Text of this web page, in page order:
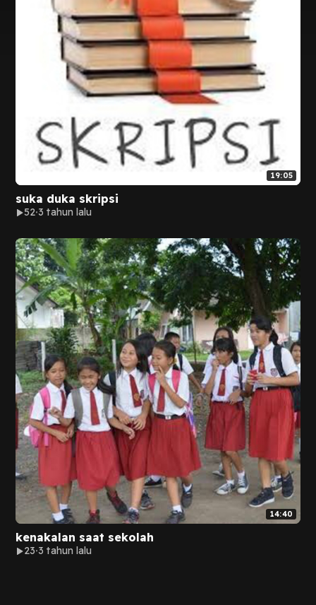
19:05
suka duka skripsi
52 3 tahun lalu
14:40
kenakalan saat sekolah
23 3 tahun lalu